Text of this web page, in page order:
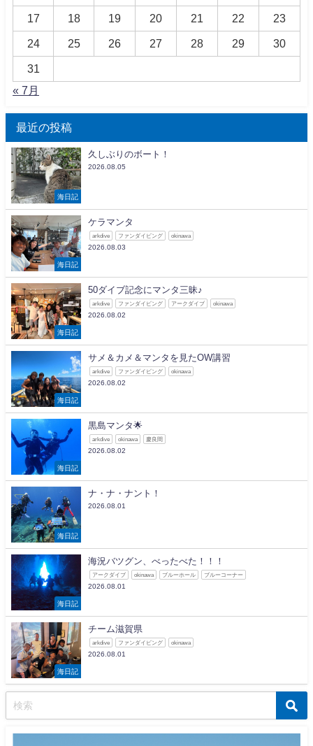
17 18 19 20 21 22 23
24 25 26 27 28 29 30
31
« 7月
最近の投稿
海日記
久しぶりのボート！
2026.08.05
海日記
ケラマンタ
arkdive ファンダイビング okinawa
2026.08.03
海日記
50ダイブ記念にマンタ三昧♪
arkdive ファンダイビング アークダイブ okinawa
2026.08.02
海日記
サメ＆カメ＆マンタを見たOW講習
arkdive ファンダイビング okinawa
2026.08.02
海日記
黒島マンタ🌟
arkdive okinawa 慶良間
2026.08.02
海日記
ナ・ナ・ナント！
2026.08.01
海日記
海況バツグン、べったべた！！！
アークダイブ okinawa ブルーホール ブルーコーナー
2026.08.01
海日記
チーム滋賀県
arkdive ファンダイビング okinawa
2026.08.01